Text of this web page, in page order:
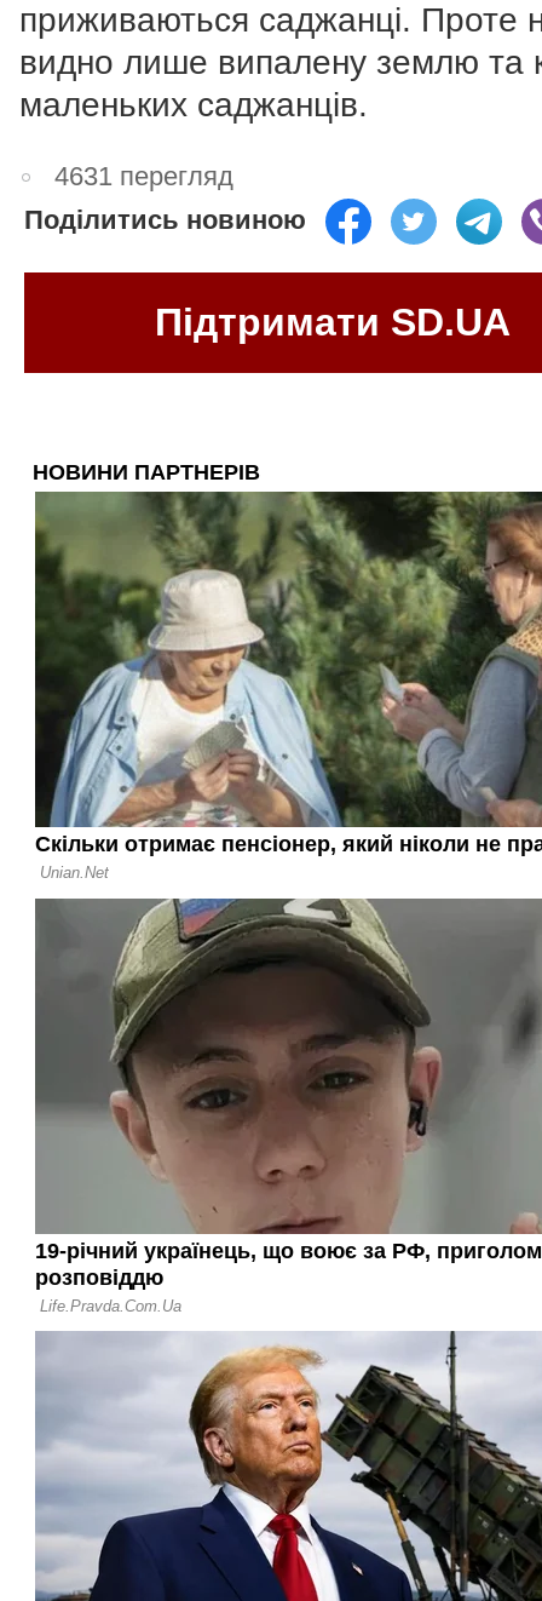
приживаються саджанці. Проте
видно лише випалену землю та
маленьких саджанців.
4631 перегляд
Поділитись новиною
Підтримати SD.UA